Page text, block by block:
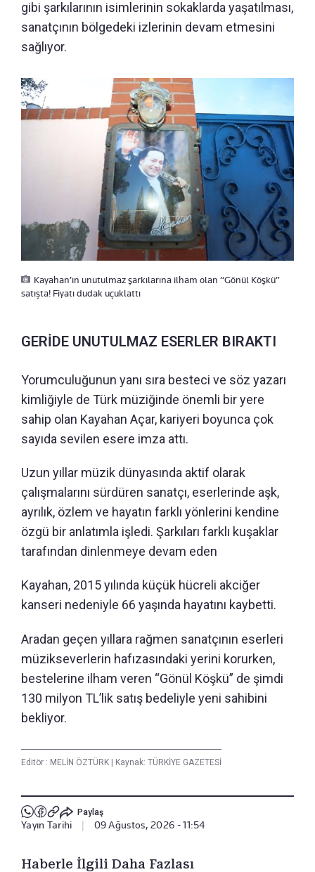
gibi şarkılarının isimlerinin sokaklarda yaşatılması,
sanatçının bölgedeki izlerinin devam etmesini
sağlıyor.
Kayahan’ın unutulmaz şarkılarına ilham olan “Gönül Köşkü”
satışta! Fiyatı dudak uçuklattı
GERİDE UNUTULMAZ ESERLER BIRAKTI
Yorumculuğunun yanı sıra besteci ve söz yazarı
kimliğiyle de Türk müziğinde önemli bir yere
sahip olan Kayahan Açar, kariyeri boyunca çok
sayıda sevilen esere imza attı.
Uzun yıllar müzik dünyasında aktif olarak
çalışmalarını sürdüren sanatçı, eserlerinde aşk,
ayrılık, özlem ve hayatın farklı yönlerini kendine
özgü bir anlatımla işledi. Şarkıları farklı kuşaklar
tarafından dinlenmeye devam eden
Kayahan, 2015 yılında küçük hücreli akciğer
kanseri nedeniyle 66 yaşında hayatını kaybetti.
Aradan geçen yıllara rağmen sanatçının eserleri
müzikseverlerin hafızasındaki yerini korurken,
bestelerine ilham veren “Gönül Köşkü” de şimdi
130 milyon TL’lik satış bedeliyle yeni sahibini
bekliyor.
Editör : MELİN ÖZTÜRK | Kaynak: TÜRKİYE GAZETESİ
Paylaş
Yayın Tarihi 09 Ağustos, 2026 - 11:54
Haberle İlgili Daha Fazlası